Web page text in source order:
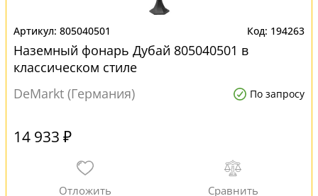
805040501 194263
Наземный фонарь Дубай 805040501 в
классическом стиле
DeMarkt (Германия)
По запросу
14 933 ₽